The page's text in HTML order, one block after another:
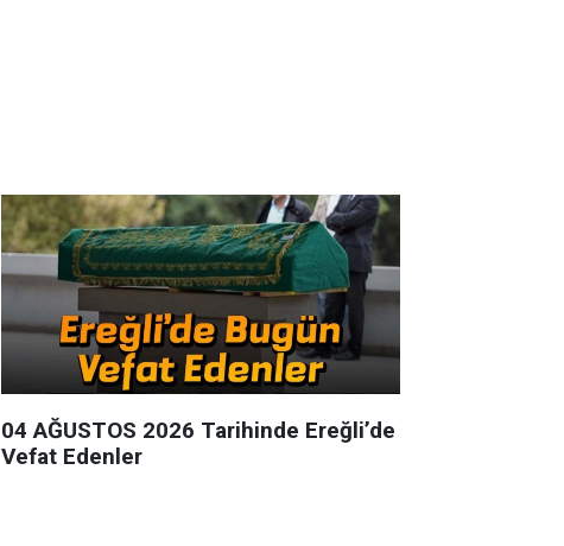
04 AĞUSTOS 2026 Tarihinde Ereğli’de
Vefat Edenler